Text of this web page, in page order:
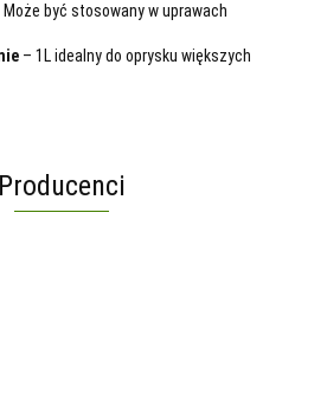
Może być stosowany w uprawach
– 1L idealny do oprysku większych
Producenci